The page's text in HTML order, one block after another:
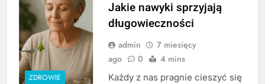
ZDROWIE
Jakie nawyki sprzyjają
długowieczności
admin
7 miesięcy
ago
0 4 mins
Każdy z nas pragnie cieszyć się